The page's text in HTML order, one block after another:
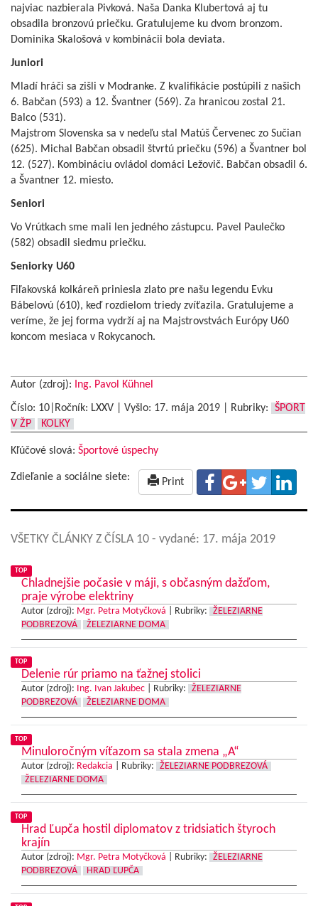
najviac nazbierala Pivková. Naša Danka Klubertová aj tu
obsadila bronzovú priečku. Gratulujeme ku dvom bronzom.
Dominika Skalošová v kombinácii bola deviata.
Juniori
Mladí hráči sa zišli v Modranke. Z kvalifikácie postúpili z našich
6. Babčan (593) a 12. Švantner (569). Za hranicou zostal 21.
Balco (531).
Majstrom Slovenska sa v nedeľu stal Matúš Červenec zo Sučian
(625). Michal Babčan obsadil štvrtú priečku (596) a Švantner bol
12. (527). Kombináciu ovládol domáci Ležovič. Babčan obsadil 6.
a Švantner 12. miesto.
Seniori
Vo Vrútkach sme mali len jedného zástupcu. Pavel Paulečko
(582) obsadil siedmu priečku.
Seniorky U60
Fiľakovská kolkáreň priniesla zlato pre našu legendu Evku
Bábelovú (610), keď rozdielom triedy zvíťazila. Gratulujeme a
veríme, že jej forma vydrží aj na Majstrovstvách Európy U60
koncom mesiaca v Rokycanoch.
Autor (zdroj): Ing. Pavol Kühnel
Číslo: 10|Ročník: LXXV | Vyšlo: 17. mája 2019 Rubriky:
ŠPORT
V ŽP
KOLKY
Kľúčové slová: Športové úspechy
Zdieľanie a sociálne siete: Print
VŠETKY ČLÁNKY Z ČÍSLA 10 - vydané: 17. mája 2019
TOP
Chladnejšie počasie v máji, s občasným dažďom,
praje výrobe elektriny
Autor (zdroj): Mgr. Petra Motyčková Rubriky:
ŽELEZIARNE
PODBREZOVÁ
ŽELEZIARNE DOMA
TOP
Delenie rúr priamo na ťažnej stolici
Autor (zdroj): Ing. Ivan Jakubec Rubriky:
ŽELEZIARNE
PODBREZOVÁ
ŽELEZIARNE DOMA
TOP
Minuloročným víťazom sa stala zmena „A“
Autor (zdroj): Redakcia Rubriky:
ŽELEZIARNE PODBREZOVÁ
ŽELEZIARNE DOMA
TOP
Hrad Ľupča hostil diplomatov z tridsiatich štyroch
krajín
Autor (zdroj): Mgr. Petra Motyčková Rubriky:
ŽELEZIARNE
PODBREZOVÁ
HRAD ĽUPČA